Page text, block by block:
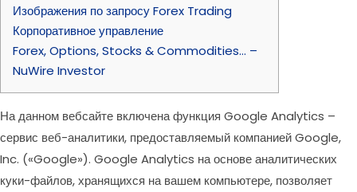
Изображения по запросу Forex Trading
Корпоративное управление
Forex, Options, Stocks & Commodities… –
NuWire Investor
На данном вебсайте включена функция Google Analytics –
сервис веб-аналитики, предоставляемый компанией Google,
Inc. («Google»). Google Analytics на основе аналитических
куки-файлов, хранящихся на вашем компьютере, позволяет